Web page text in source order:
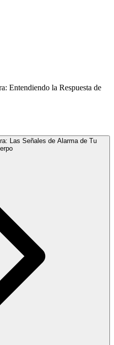
Entendiendo la Respuesta de
Las Señales de Alarma de Tu